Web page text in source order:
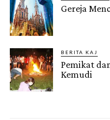
Gereja
BERITA KAJ
Pemikat
Kemudi
Gendis.ID